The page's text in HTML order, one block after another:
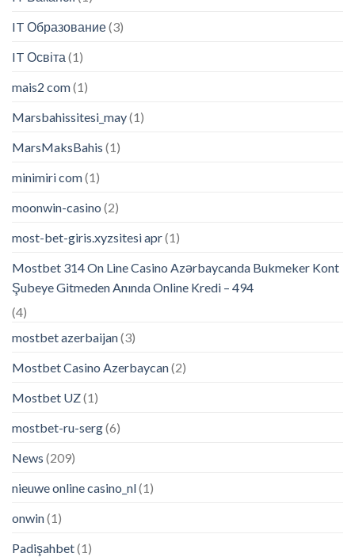
IT Образование(3)
IT Освіта (1)
mais2 com(1)
Marsbahissitesi_may(1)
MarsMaksBahis (1)
minimiri com(1)
moonwin-casino (2)
most-bet-giris.xyzsitesi apr(1)
Mostbet 314 On Line Casino Azərbaycanda Bukmeker Kont
Şubeye Gitmeden Anında Online Kredi – 494
(4)
mostbet azerbaijan(3)
Mostbet Casino Azerbaycan(2)
Mostbet UZ(1)
mostbet-ru-serg(6)
News (209)
nieuwe online casino_nl(1)
onwin(1)
Padişahbet(1)